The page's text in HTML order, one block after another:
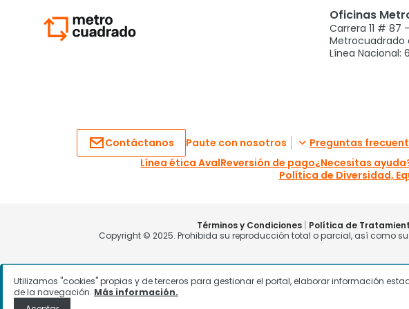
Utilizamos "cookies" propias y de terceros para gestionar el portal, elaborar información
de la navegación. Más información.